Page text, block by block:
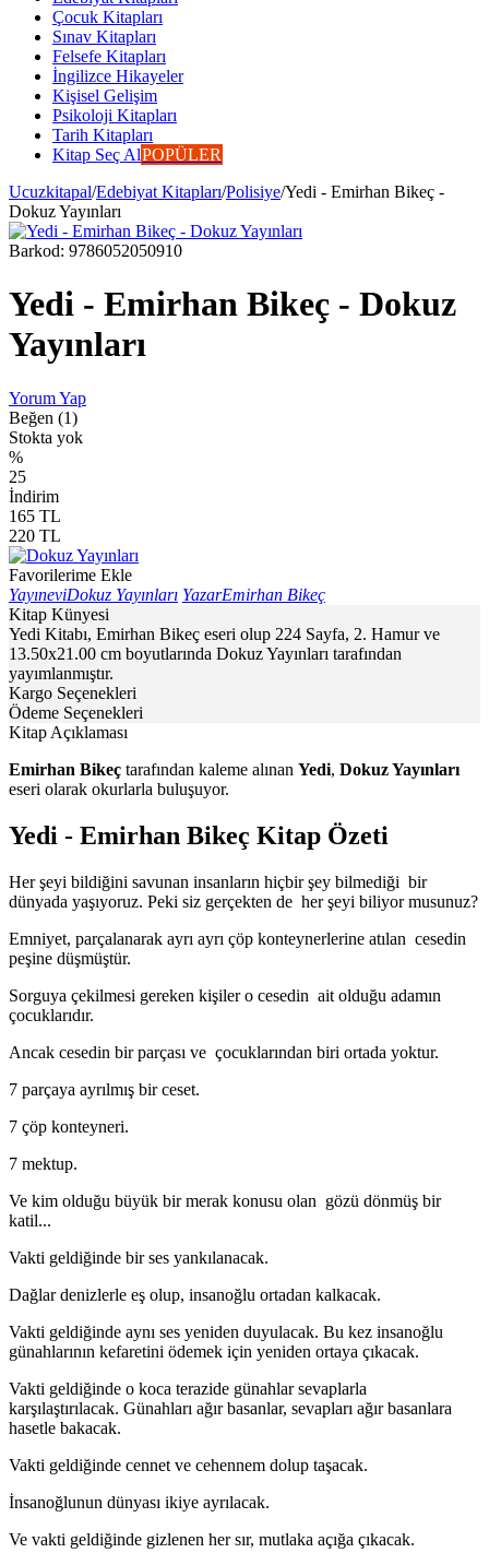
Çocuk Kitapları
Sınav Kitapları
Felsefe Kitapları
İngilizce Hikayeler
Kişisel Gelişim
Psikoloji Kitapları
Tarih Kitapları
Kitap Seç AlPOPÜLER
Ucuzkitapal/Edebiyat Kitapları/Polisiye/Yedi - Emirhan Bikeç -
Dokuz Yayınları
Barkod: 9786052050910
Yedi - Emirhan Bikeç - Dokuz
Yayınları
Yorum Yap
Beğen (1)
Stokta yok
%
25
İndirim
165 TL
220 TL
Favorilerime Ekle
YayıneviDokuz Yayınları YazarEmirhan Bikeç
Kitap Künyesi
Yedi Kitabı, Emirhan Bikeç eseri olup 224 Sayfa, 2. Hamur ve
13.50x21.00 cm boyutlarında Dokuz Yayınları tarafından
yayımlanmıştır.
Kargo Seçenekleri
Ödeme Seçenekleri
Kitap Açıklaması
Emirhan Bikeç tarafından kaleme alınan Yedi, Dokuz Yayınları
eseri olarak okurlarla buluşuyor.
Yedi - Emirhan Bikeç Kitap Özeti
Her şeyi bildiğini savunan insanların hiçbir şey bilmediği bir
dünyada yaşıyoruz. Peki siz gerçekten de her şeyi biliyor musunuz?
Emniyet, parçalanarak ayrı ayrı çöp konteynerlerine atılan cesedin
peşine düşmüştür.
Sorguya çekilmesi gereken kişiler o cesedin ait olduğu adamın
çocuklarıdır.
Ancak cesedin bir parçası ve çocuklarından biri ortada yoktur.
7 parçaya ayrılmış bir ceset.
7 çöp konteyneri.
7 mektup.
Ve kim olduğu büyük bir merak konusu olan gözü dönmüş bir
katil...
Vakti geldiğinde bir ses yankılanacak.
Dağlar denizlerle eş olup, insanoğlu ortadan kalkacak.
Vakti geldiğinde aynı ses yeniden duyulacak. Bu kez insanoğlu
günahlarının kefaretini ödemek için yeniden ortaya çıkacak.
Vakti geldiğinde o koca terazide günahlar sevaplarla
karşılaştırılacak. Günahları ağır basanlar, sevapları ağır basanlara
hasetle bakacak.
Vakti geldiğinde cennet ve cehennem dolup taşacak.
İnsanoğlunun dünyası ikiye ayrılacak.
Ve vakti geldiğinde gizlenen her sır, mutlaka açığa çıkacak.